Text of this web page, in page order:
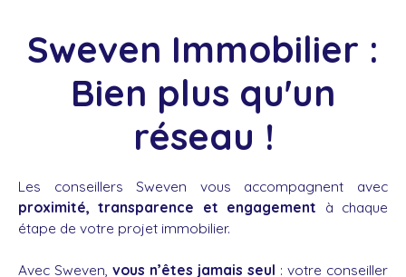
Sweven Immobilier :
Bien plus qu'un
réseau !
Les conseillers Sweven vous accompagnent avec
proximité, transparence et engagement à chaque
étape de votre projet immobilier.
Avec Sweven, vous n’êtes jamais seul : votre conseiller